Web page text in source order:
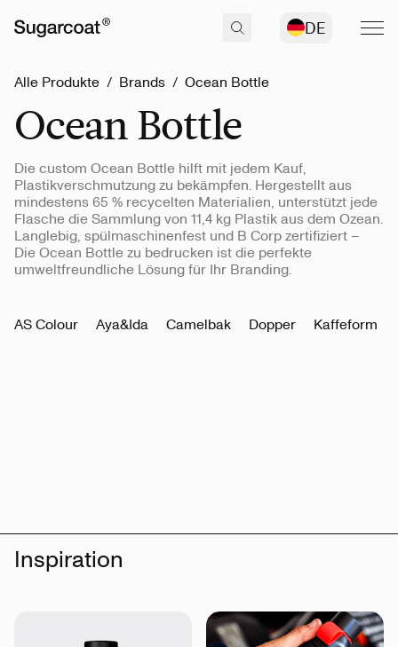
DE
Alle Produkte / Brands / Ocean Bottle
Ocean Bottle
Die custom Ocean Bottle hilft mit jedem Kauf,
Plastikverschmutzung zu bekämpfen. Hergestellt aus
mindestens 65 % recycelten Materialien, unterstützt jede
Flasche die Sammlung von 11,4 kg Plastik aus dem Ozean.
Langlebig, spülmaschinenfest und B Corp zertifiziert –
Die Ocean Bottle zu bedrucken ist die perfekte
umweltfreundliche Lösung für Ihr Branding.
AS Colour Aya&Ida Camelbak Dopper Kaffeform
Inspiration